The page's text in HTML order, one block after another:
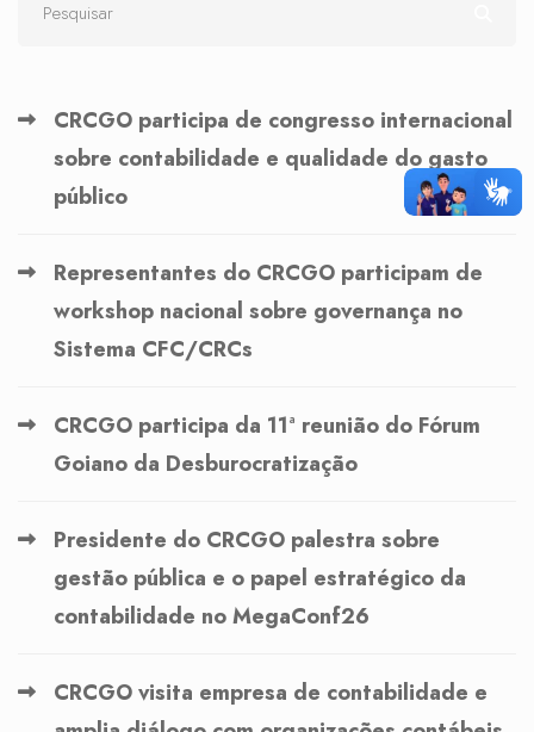
CRCGO participa de congresso internacional
sobre contabilidade e qualidade do gasto
público
Representantes do CRCGO participam de
workshop nacional sobre governança no
Sistema CFC/CRCs
CRCGO participa da 11ª reunião do Fórum
Goiano da Desburocratização
Presidente do CRCGO palestra sobre
gestão pública e o papel estratégico da
contabilidade no MegaConf26
CRCGO visita empresa de contabilidade e